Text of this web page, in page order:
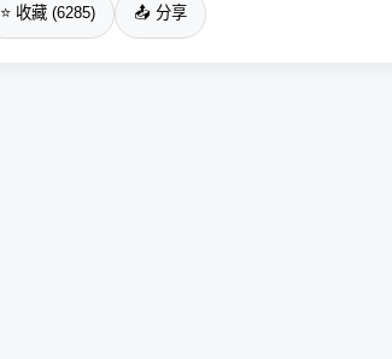
⭐ 收藏 (6285) 📤 分享